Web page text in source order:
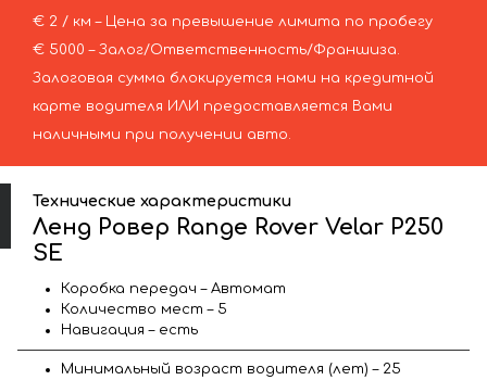
€ 2 / км – Цена за превышение лимита по пробегу
€ 5000 – Залог/Ответственность/Франшиза.
Залоговая сумма блокируется нами на кредитной
карте водителя ИЛИ предоставляется Вами
наличными при получении авто.
Технические характеристики
Ленд Ровер Range Rover Velar P250
SE
Коробка передач – Автомат
Количество мест – 5
Навигация – есть
Минимальный возраст водителя (лет) – 25